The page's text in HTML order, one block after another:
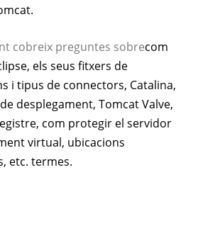
cobreix preguntes sobrecom
els seus fitxers de
i tipus de connectors, Catalina,
desplegament, Tomcat Valve,
com protegir el servidor
virtual, ubicacions
etc. termes.